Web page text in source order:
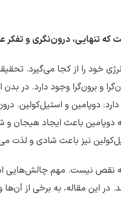
تنهایی، درون‌نگری و تفکر
خود را از کجا می‌گیرد.
و برون‌گرا وجود دارد. در
دوپامین و استیل‌کولین.
دوپامین باعث ایجاد هیجان
نیز باعث شادی و لذت
نقص نیست. مهم چالش‌هایی
در این مقاله، به برخی از